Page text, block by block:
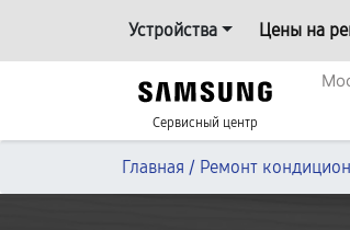
Устройства Цены на
Сервисный центр
Главная / Ремонт